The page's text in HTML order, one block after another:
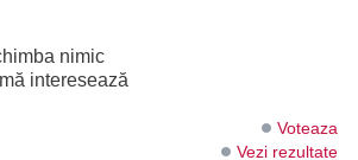
nimic
interesează
Voteaza
Vezi rezultate